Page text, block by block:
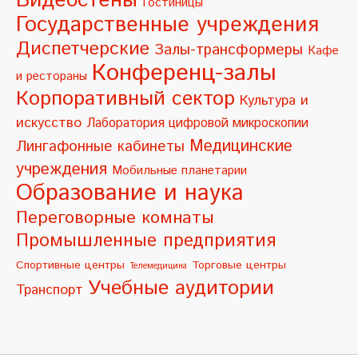
a
t
i
v
e
:
Государственные учреждения
Диспетчерские Залы-трансформеры Кафе
и рестораны Конференц-залы
Корпоративный сектор Культура и
искусство Лаборатория цифровой микроскопии
Лингафонные кабинеты Медицинские
учреждения Мобильные планетарии
Образование и наука
Переговорные комнаты
Промышленные предприятия
Спортивные центры Телемедицина Торговые центры
Транспорт Учебные аудитории